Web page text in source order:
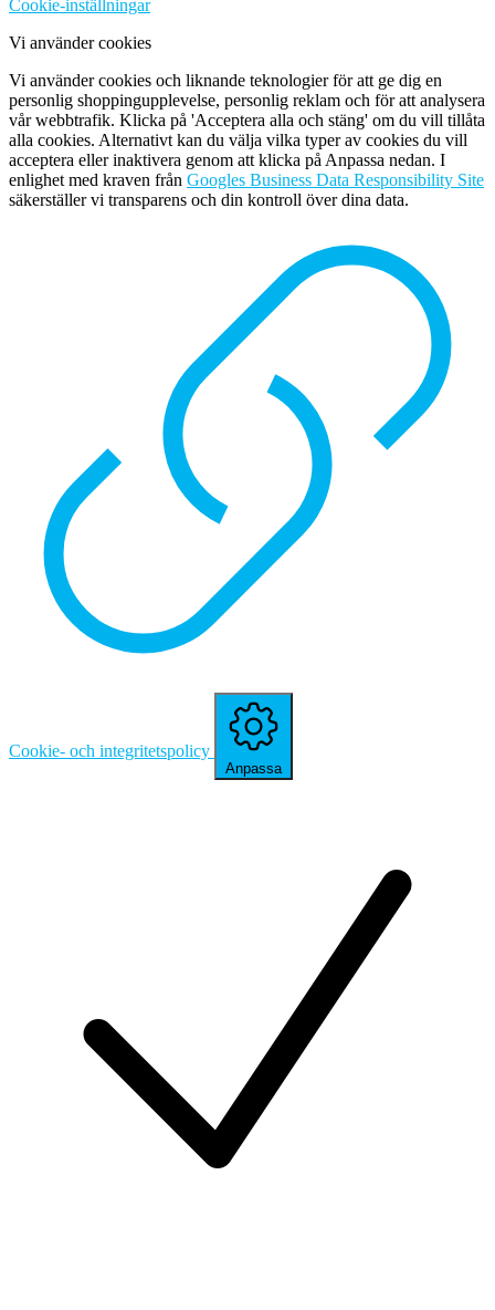
Cookie-inställningar
Vi använder cookies
Vi använder cookies och liknande teknologier för att ge dig en
personlig shoppingupplevelse, personlig reklam och för att analysera
vår webbtrafik. Klicka på 'Acceptera alla och stäng' om du vill tillåta
alla cookies. Alternativt kan du välja vilka typer av cookies du vill
acceptera eller inaktivera genom att klicka på Anpassa nedan. I
enlighet med kraven från Googles Business Data Responsibility Site
säkerställer vi transparens och din kontroll över dina data.
Cookie- och integritetspolicy
Anpassa